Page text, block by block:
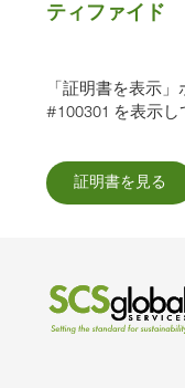
ティファイド
「証明書を表示
#100301 を表示し
証明書を見る